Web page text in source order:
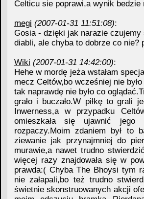
Celticu sie poprawi,a wynik
megi (2007-01-31 11:51:08):
Gosia - dzięki jak narazie
diabli, ale chyba to dobrze co nie?
Wiki (2007-01-31 14:42:00):
Hehe w mordę jeża wstałam
mecz Celtów,bo wcześniej nie
tak naprawdę nie było co
grało i buczało.W piłkę to grali
Inwerness,a w przypadku
omieszkała się ujawnić
rozpaczy.Moim zdaniem był to
ziewanie jak przynajmniej do
murawie,a nawet trudno
więcej razy znajdowała się w
prawda:( Chyba The Bhoysi tym
nie załapali,bo też trudno
świetnie skonstruowanych akcji